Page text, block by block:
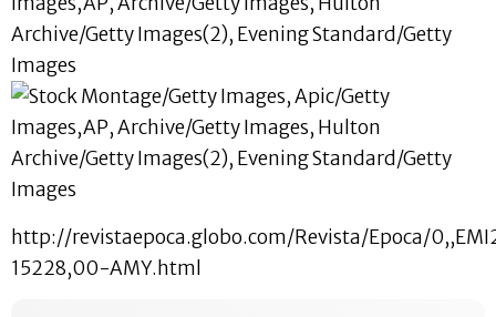
http://revistaepoca.globo.com/Revista/Epoca/
15228,00-AMY.html